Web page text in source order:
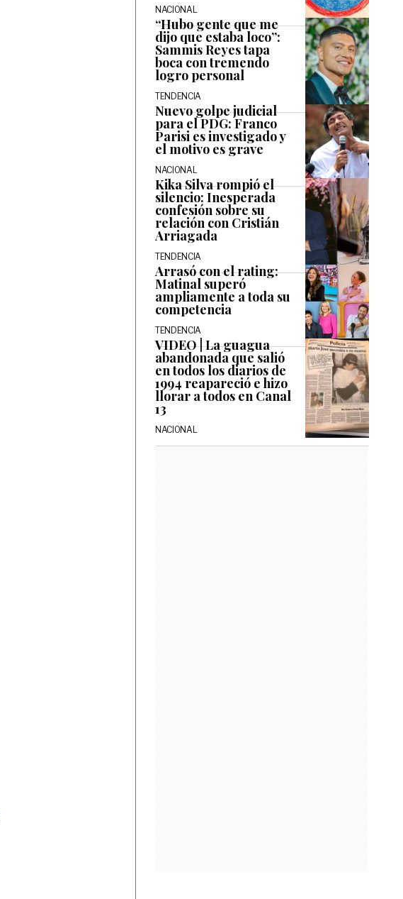
NACIONAL
“Hubo gente que me
dijo que estaba loco”:
Sammis Reyes tapa
boca con tremendo
logro personal
TENDENCIA
Nuevo golpe judicial
para el PDG: Franco
Parisi es investigado y
el motivo es grave
NACIONAL
Kika Silva rompió el
silencio: Inesperada
confesión sobre su
relación con Cristián
Arriagada
TENDENCIA
Arrasó con el rating:
Matinal superó
ampliamente a toda su
competencia
TENDENCIA
VIDEO | La guagua
abandonada que salió
en todos los diarios de
1994 reapareció e hizo
llorar a todos en Canal
13
NACIONAL